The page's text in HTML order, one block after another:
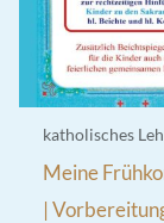
katholisches
Meine
|